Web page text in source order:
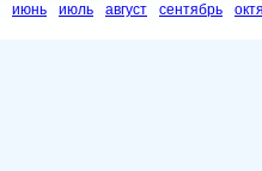
июнь июль август сентябрь